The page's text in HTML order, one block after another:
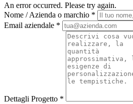
An error occurred. Please try again.
Nome / Azienda o marchio *
Email aziendale *
Dettagli Progetto *